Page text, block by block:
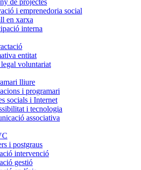
de projectes
i emprenedoria social
en xarxa
interna
entitat
voluntariat
lliure
i programari
socials i Internet
i tecnologia
associativa
i postgraus
intervenció
gestió